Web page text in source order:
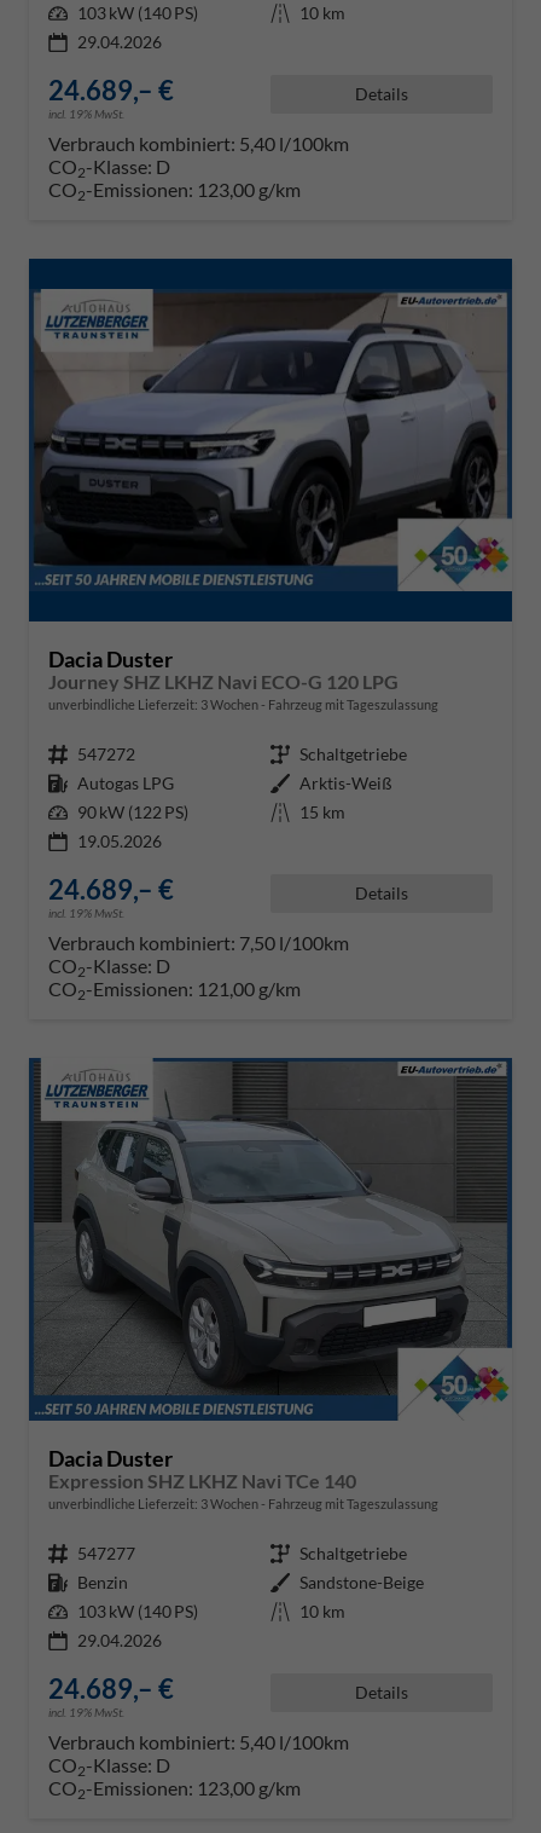
Leistung 103 kW (140 PS) Kilometerstand 10 km
29.04.2026
24.689,– €
incl. 19% MwSt.
Details
Verbrauch kombiniert: 5,40 l/100km
CO2-Klasse: D
CO2-Emissionen: 123,00 g/km
Dacia Duster
Journey SHZ LKHZ Navi ECO-G 120 LPG
unverbindliche Lieferzeit: 3 Wochen Fahrzeug mit Tageszulassung
Fahrzeugnr. 547272 Getriebe Schaltgetriebe
Kraftstoff Autogas LPG Außenfarbe Arktis-Weiß
Leistung 90 kW (122 PS) Kilometerstand 15 km
19.05.2026
24.689,– €
incl. 19% MwSt.
Details
Verbrauch kombiniert: 7,50 l/100km
CO2-Klasse: D
CO2-Emissionen: 121,00 g/km
Dacia Duster
Expression SHZ LKHZ Navi TCe 140
unverbindliche Lieferzeit: 3 Wochen Fahrzeug mit Tageszulassung
Fahrzeugnr. 547277 Getriebe Schaltgetriebe
Kraftstoff Benzin Außenfarbe Sandstone-Beige
Leistung 103 kW (140 PS) Kilometerstand 10 km
29.04.2026
24.689,– €
incl. 19% MwSt.
Details
Verbrauch kombiniert: 5,40 l/100km
CO2-Klasse: D
CO2-Emissionen: 123,00 g/km